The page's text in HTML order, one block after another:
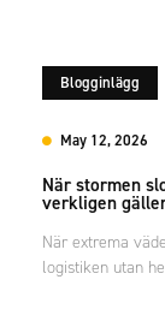
Blogginlägg
May 12, 2026
När stormen
verkligen
När extrema
logistiken utan